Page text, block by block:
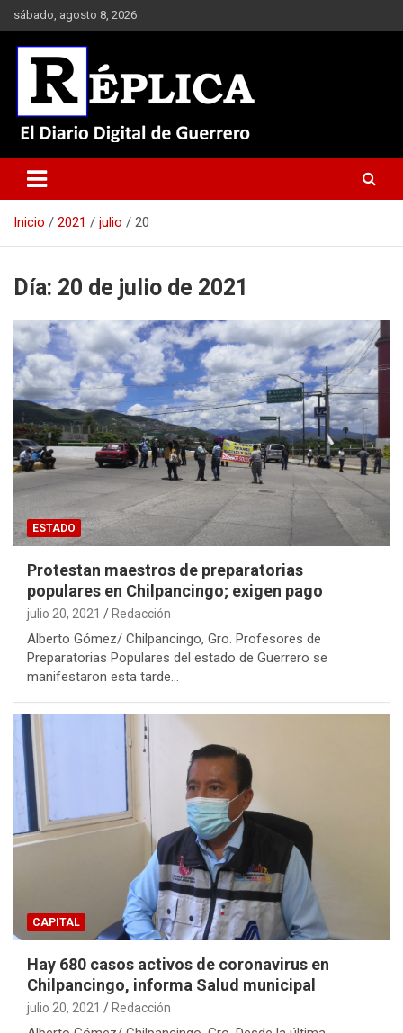
Saltar
al
contenido
sábado, agosto 8, 2026
Réplica
Inicio 2021 julio 20
Día: 20 de julio de 2021
ESTADO
Protestan maestros de preparatorias
populares en Chilpancingo; exigen pago
julio 20, 2021 Redacción
Alberto Gómez/ Chilpancingo, Gro. Profesores de
Preparatorias Populares del estado de Guerrero se
manifestaron esta tarde…
CAPITAL
Hay 680 casos activos de coronavirus en
Chilpancingo, informa Salud municipal
julio 20, 2021 Redacción